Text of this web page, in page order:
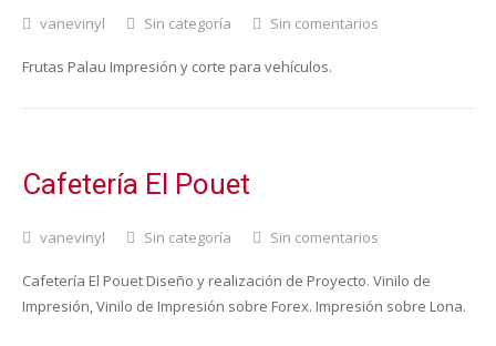
vanevinyl Sin categoría Sin comentarios
Frutas Palau Impresión y corte para vehículos.
Cafetería El Pouet
vanevinyl Sin categoría Sin comentarios
Cafetería El Pouet Diseño y realización de Proyecto. Vinilo de
Impresión, Vinilo de Impresión sobre Forex. Impresión sobre Lona.